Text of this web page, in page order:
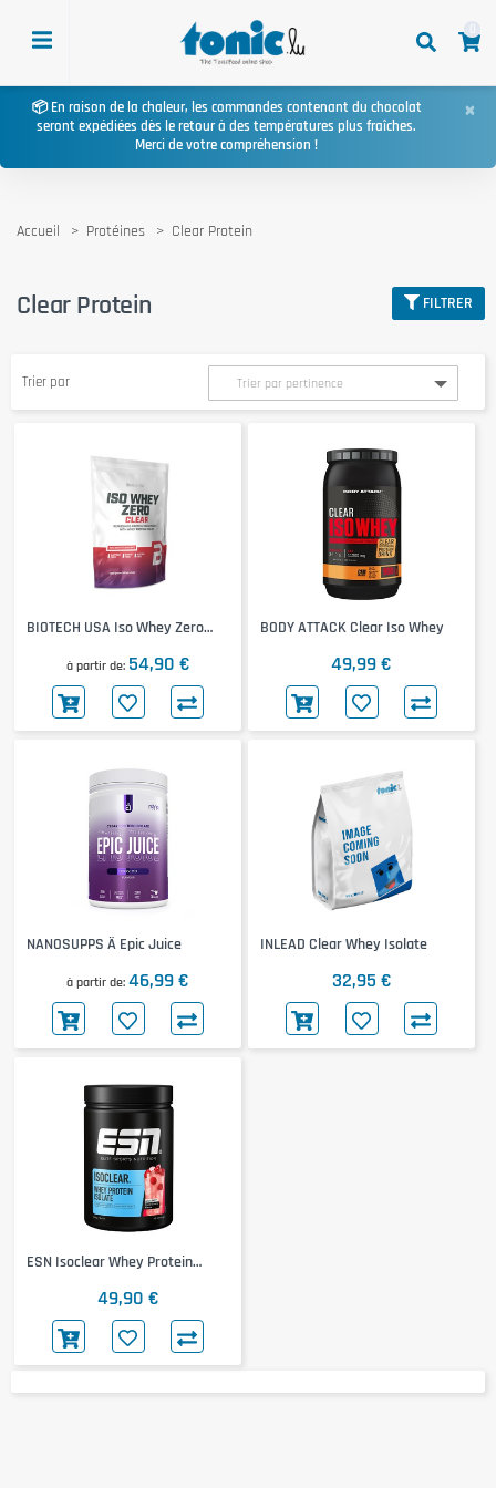
📦 En raison de la chaleur, les commandes contenant du chocolat
seront expédiées dès le retour à des températures plus fraîches.
Merci de votre compréhension !
×
Accueil Protéines Clear Protein
Clear Protein FILTRER
Trier par
BIOTECH USA Iso Whey Zero
à partir de 54,90 €
BODY ATTACK Clear Iso Whey
49,99 €
NANOSUPPS Ä Epic Juice
à partir de 46,99 €
INLEAD Clear Whey Isolate
32,95 €
ESN Isoclear Whey Protein
49,90 €